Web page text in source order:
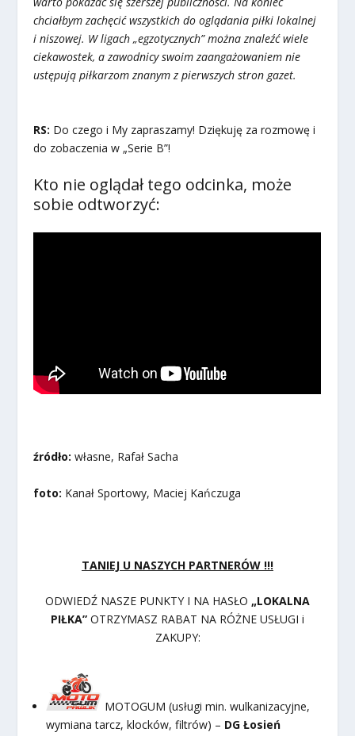
chciałbym zachęcić wszystkich do oglądania piłki lokalnej
i niszowej. W ligach „egzotycznych” można znaleźć wiele
ciekawostek, a zawodnicy swoim zaangażowaniem nie
ustępują piłkarzom znanym z pierwszych stron gazet.
RS: Do czego i My zapraszamy! Dziękuję za rozmowę i
do zobaczenia w „Serie B”!
Kto nie oglądał tego odcinka, może
sobie odtworzyć:
źródło:własne, Rafał Sacha
foto: Kanał Sportowy, Maciej Kańczuga
TANIEJ U NASZYCH PARTNERÓW !!!
ODWIEDŹ NASZE PUNKTY I NA HASŁO „LOKALNA
PIŁKA” OTRZYMASZ RABAT NA RÓŻNE USŁUGI i
ZAKUPY:
MOTOGUM (usługi min. wulkanizacyjne,
wymiana tarcz, klocków, filtrów) – DG Łosień